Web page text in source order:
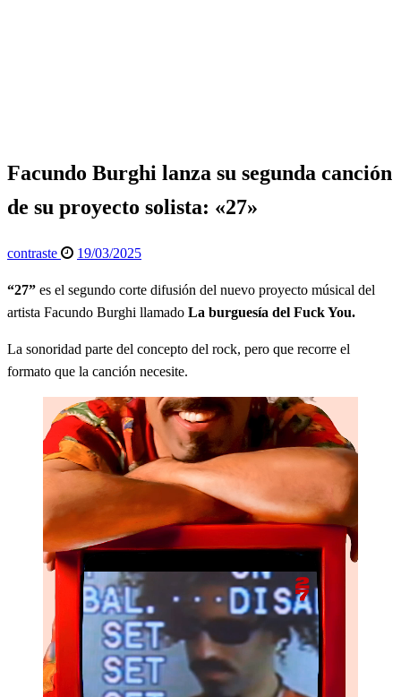
Facundo Burghi lanza su segunda canción
de su proyecto solista: «27»
contraste
Publicado
19/03/2025
“27” es el segundo corte difusión del nuevo proyecto músical del
artista Facundo Burghi llamado La burguesía del Fuck You.
La sonoridad parte del concepto del rock, pero que recorre el
formato que la canción necesite.